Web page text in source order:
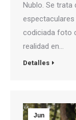
Nublo. Se trata
codiciada foto
realidad en…
Detalles
Jun